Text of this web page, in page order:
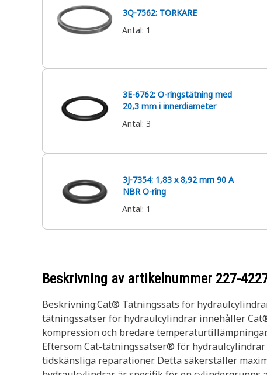
3Q-7562: TORKARE
Antal: 1
3E-6762: O-ringstätning med
20,3 mm i innerdiameter
Antal: 3
3J-7354: 1,83 x 8,92 mm 90 A
NBR O-ring
Antal: 1
Beskrivning av artikelnummer 227-
Beskrivning:Cat® Tätningssats för
tätningssatser för hydraulcylindrar innehåller
kompression och bredare
Eftersom Cat-tätningssatser® för
tidskänsliga reparationer. Detta säkerställer